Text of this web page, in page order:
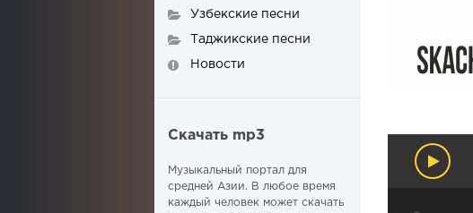
Узбекские песни
Таджикские песни
Новости
Скачать mp3
Музыкальный портал для
средней Азии. В любое время
каждый человек может скачать